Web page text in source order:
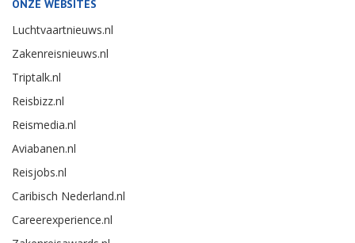
ONZE WEBSITES
Luchtvaartnieuws.nl
Zakenreisnieuws.nl
Triptalk.nl
Reisbizz.nl
Reismedia.nl
Aviabanen.nl
Reisjobs.nl
Caribisch Nederland.nl
Careerexperience.nl